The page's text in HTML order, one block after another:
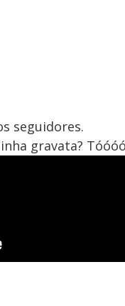
seguidores.
gravata?